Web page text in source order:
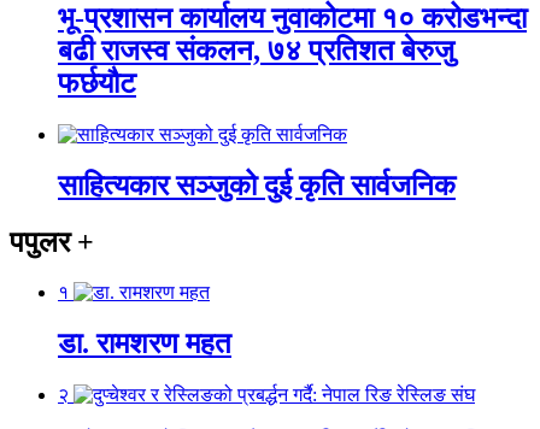
भू-प्रशासन कार्यालय नुवाकोटमा १० करोडभन्दा
बढी राजस्व संकलन, ७४ प्रतिशत बेरुजु
फर्छयौट
साहित्यकार सञ्जुको दुई कृति सार्वजनिक
पपुलर+
१
डा. रामशरण महत
२